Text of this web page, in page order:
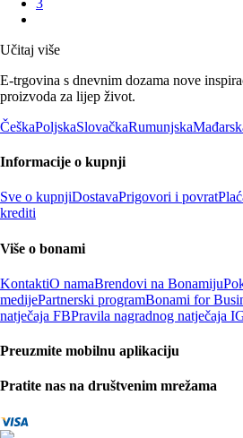
Učitaj više
E-trgovina s dnevnim dozama nove
proizvoda za lijep život.
ČeškaPoljskaSlovačkaRumunjska
Informacije o kupnji
Sve o kupnjiDostavaPrigovori i povrat
krediti
Više o bonami
KontaktiO namaBrendovi na Bonamiju
medijePartnerski programBonami for
natječaja FBPravila nagradnog natječaja
Preuzmite mobilnu aplikaciju
Pratite nas na društvenim mrežama